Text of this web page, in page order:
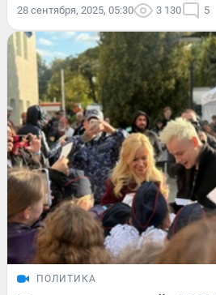
28 сентября, 2025, 05:30 3 130 5
ПОЛИТИКА